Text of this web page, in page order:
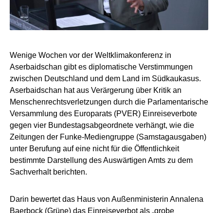
Wenige Wochen vor der Weltklimakonferenz in
Aserbaidschan gibt es diplomatische Verstimmungen
zwischen Deutschland und dem Land im Südkaukasus.
Aserbaidschan hat aus Verärgerung über Kritik an
Menschenrechtsverletzungen durch die Parlamentarische
Versammlung des Europarats (PVER) Einreiseverbote
gegen vier Bundestagsabgeordnete verhängt, wie die
Zeitungen der Funke-Mediengruppe (Samstagausgaben)
unter Berufung auf eine nicht für die Öffentlichkeit
bestimmte Darstellung des Auswärtigen Amts zu dem
Sachverhalt berichten.
Darin bewertet das Haus von Außenministerin Annalena
Baerbock (Grüne) das Einreiseverbot als „grobe